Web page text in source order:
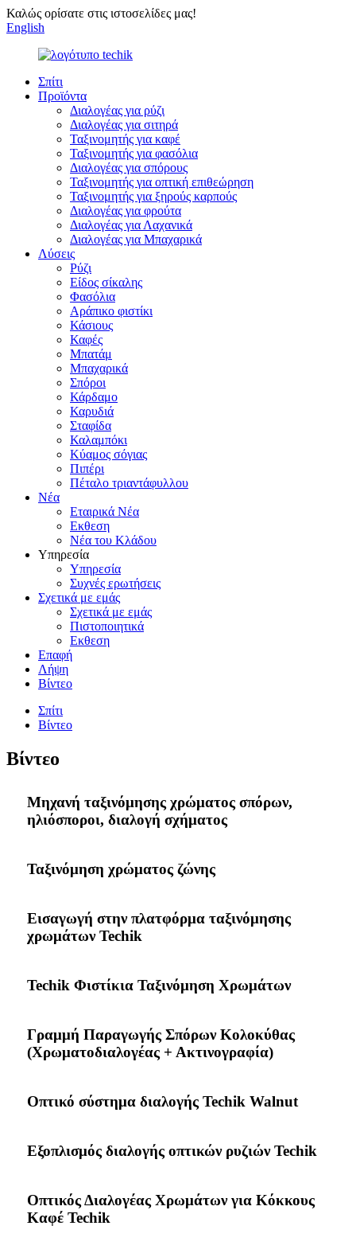
Καλώς ορίσατε στις ιστοσελίδες μας!
English
Σπίτι
Προϊόντα
Διαλογέας για ρύζι
Διαλογέας για σιτηρά
Ταξινομητής για καφέ
Ταξινομητής για φασόλια
Διαλογέας για σπόρους
Ταξινομητής για οπτική επιθεώρηση
Ταξινομητής για ξηρούς καρπούς
Διαλογέας για φρούτα
Διαλογέας για Λαχανικά
Διαλογέας για Μπαχαρικά
Λύσεις
Ρύζι
Είδος σίκαλης
Φασόλια
Αράπικο φιστίκι
Κάσιους
Καφές
Μπατάμ
Μπαχαρικά
Σπόροι
Κάρδαμο
Καρυδιά
Σταφίδα
Καλαμπόκι
Κύαμος σόγιας
Πιπέρι
Πέταλο τριαντάφυλλου
Νέα
Εταιρικά Νέα
Εκθεση
Νέα του Κλάδου
Υπηρεσία
Υπηρεσία
Συχνές ερωτήσεις
Σχετικά με εμάς
Σχετικά με εμάς
Πιστοποιητικά
Εκθεση
Επαφή
Λήψη
Βίντεο
Σπίτι
Βίντεο
Βίντεο
Μηχανή ταξινόμησης χρώματος σπόρων,
ηλιόσποροι, διαλογή σχήματος
Ταξινόμηση χρώματος ζώνης
Εισαγωγή στην πλατφόρμα ταξινόμησης
χρωμάτων Techik
Techik Φιστίκια Ταξινόμηση Χρωμάτων
Γραμμή Παραγωγής Σπόρων Κολοκύθας
(Χρωματοδιαλογέας + Ακτινογραφία)
Οπτικό σύστημα διαλογής Techik Walnut
Εξοπλισμός διαλογής οπτικών ρυζιών Techik
Οπτικός Διαλογέας Χρωμάτων για Κόκκους
Καφέ Techik